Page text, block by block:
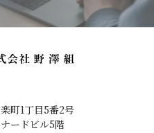
町1丁目5番2号
ードビル5階